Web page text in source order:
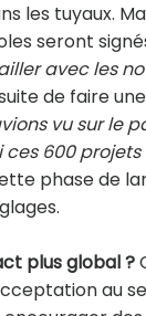
les tuyaux.
seront
avec les
de faire
vu sur le
ces 600
phase de
plus global ?
au